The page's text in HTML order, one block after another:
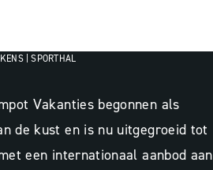
| SPORTHAL
Vakanties begonnen als
de kust en is nu uitgegroeid tot
een internationaal aanbod aan